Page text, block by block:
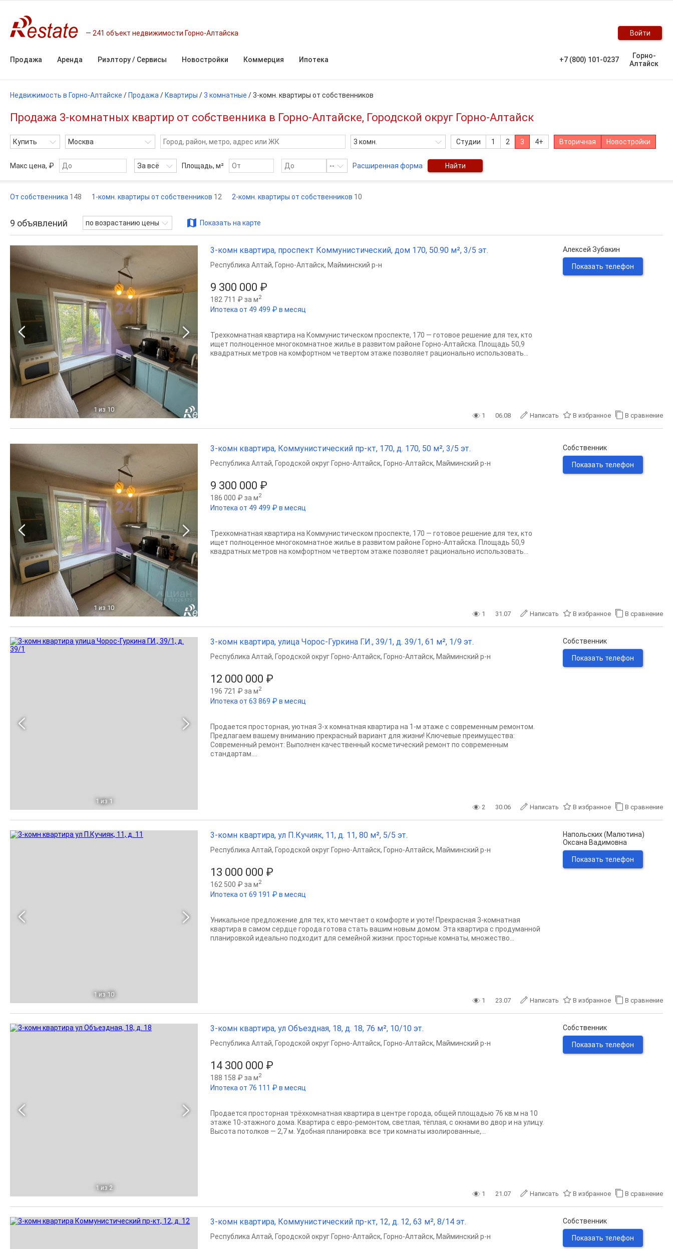
241 объект недвижимости Горно-Алтайска Войти
Продажа Аренда Риэлтору / Сервисы Новостройки Коммерция Ипотека +7 (800) 101-0237
Горно-
Алтайск
Недвижимость в Горно-Алтайске / Продажа / Квартиры /3 комнатные /3-комн. квартиры от собственников
Продажа 3-комнатных квартир от собственника в Горно-Алтайске, Городской округ Горно-Алтайск
Купить Москва 3 комн. Студии 1 2 3 4+ Вторичная Новостройки
Макс цена, ₽ За всё Площадь, м² -- Расширенная форма Найти
От собственника 148 1-комн. квартиры от собственников 12 2-комн. квартиры от собственников 10
9 объявлений по возрастанию цены Показать на карте
1 из 10
3-комн квартира, проспект Коммунистический, дом 170, 50.90 м², 3/5 эт.
9 300 000 ₽
182 711 ₽ за м2
Ипотека от 49 499 ₽ в месяц
Республика Алтай, Горно-Алтайск, Майминский р-н
Трехкомнатная квартира на Коммунистическом проспекте, 170 — готовое решение для тех, кто
ищет полноценное многокомнатное жилье в развитом районе Горно-Алтайска. Площадь 50,9
квадратных метров на комфортном четвертом этаже позволяет рационально использовать...
Алексей Зубакин
Показать телефон
1 06.08 Написать В избранное В сравнение
1 из 10
3-комн квартира, Коммунистический пр-кт, 170, д. 170, 50 м², 3/5 эт.
9 300 000 ₽
186 000 ₽ за м2
Ипотека от 49 499 ₽ в месяц
Республика Алтай, Городской округ Горно-Алтайск, Горно-Алтайск, Майминский р-н
Трехкомнатная квартира на Коммунистическом проспекте, 170 — готовое решение для тех, кто
ищет полноценное многокомнатное жилье в развитом районе Горно-Алтайска. Площадь 50,9
квадратных метров на комфортном четвертом этаже позволяет рационально использовать...
Собственник
Показать телефон
1 31.07 Написать В избранное В сравнение
1 из 1
3-комн квартира, улица Чорос-Гуркина Г.И., 39/1, д. 39/1, 61 м², 1/9 эт.
12 000 000 ₽
196 721 ₽ за м2
Ипотека от 63 869 ₽ в месяц
Республика Алтай, Городской округ Горно-Алтайск, Горно-Алтайск, Майминский р-н
Продается просторная, уютная 3-х комнатная квартира на 1-м этаже с современным ремонтом.
Предлагаем вашему вниманию прекрасный вариант для жизни! Ключевые преимущества:
Современный ремонт: Выполнен качественный косметический ремонт по современным
стандартам....
Собственник
Показать телефон
2 30.06 Написать В избранное В сравнение
1 из 10
3-комн квартира, ул П.Кучияк, 11, д. 11, 80 м², 5/5 эт.
13 000 000 ₽
162 500 ₽ за м2
Ипотека от 69 191 ₽ в месяц
Республика Алтай, Городской округ Горно-Алтайск, Горно-Алтайск, Майминский р-н
Уникальное предложение для тех, кто мечтает о комфорте и уюте! Прекрасная 3-комнатная
квартира в самом сердце города готова стать вашим новым домом. Эта квартира с продуманной
планировкой идеально подходит для семейной жизни: просторные комнаты, множество...
Напольских (Малютина)
Оксана Вадимовна
Показать телефон
1 23.07 Написать В избранное В сравнение
1 из 2
3-комн квартира, ул Объездная, 18, д. 18, 76 м², 10/10 эт.
14 300 000 ₽
188 158 ₽ за м2
Ипотека от 76 111 ₽ в месяц
Республика Алтай, Городской округ Горно-Алтайск, Горно-Алтайск, Майминский р-н
Продается просторная трёхкомнатная квартира в центре города, общей площадью 76 кв.м на 10
этаже 10-этажного дома. Квартира с евро-ремонтом, светлая, тёплая, с окнами во двор и на улицу.
Высота потолков — 2,7 м. Удобная планировка: все три комнаты изолированные,...
Собственник
Показать телефон
1 21.07 Написать В избранное В сравнение
3-комн квартира, Коммунистический пр-кт, 12, д. 12, 63 м², 8/14 эт.
Республика Алтай, Городской округ Горно-Алтайск, Горно-Алтайск, Майминский р-н
Собственник
Показать телефон